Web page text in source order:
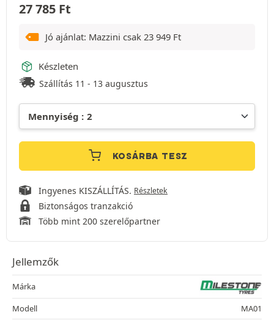
27 785 Ft
Jó ajánlat: Mazzini csak 23 949 Ft
Készleten
Szállítás 11 - 13 augusztus
KOSÁRBA TESZ
Ingyenes KISZÁLLÍTÁS. Részletek
Biztonságos tranzakció
Több mint 200 szerelőpartner
Jellemzők
Márka
Modell
MA01